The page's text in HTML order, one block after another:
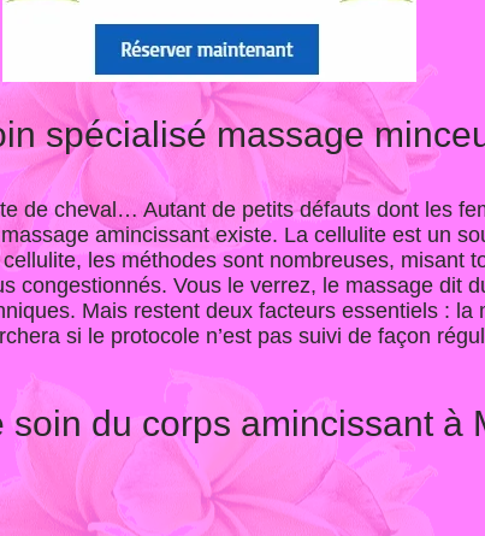
spécialisé massage
de cheval… Autant de petits défauts dont les
amincissant existe. La cellulite est un
les méthodes sont nombreuses, misant
congestionnés. Vous le verrez, le massage dit
Mais restent deux facteurs essentiels : la
si le protocole n’est pas suivi de façon
soin du corps amincissant à